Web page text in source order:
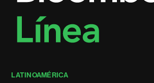
LATINOAMÉRICA